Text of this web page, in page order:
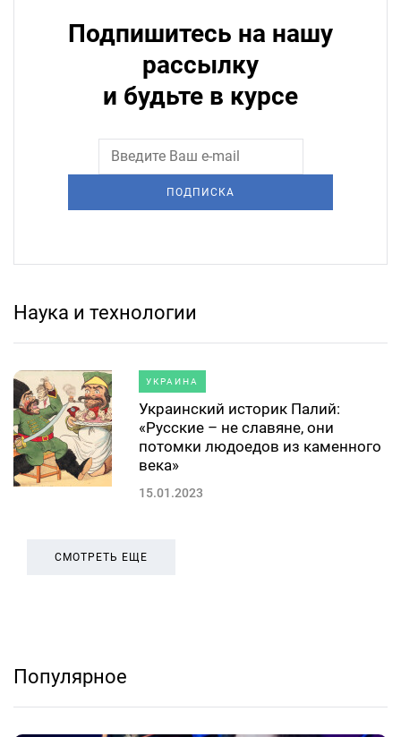
Подпишитесь на нашу
рассылку
и будьте в курсе
ПОДПИСКА
Наука и технологии
УКРАИНА
Украинский историк Палий:
«Русские – не славяне, они
потомки людоедов из каменного
века»
15.01.2023
СМОТРЕТЬ ЕЩЕ
Популярное